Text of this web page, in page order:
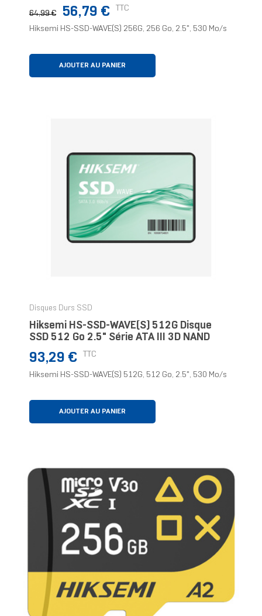
Prix
normal
64,99 € Prix
56,79 € TTC
Hiksemi HS-SSD-WAVE(S) 256G, 256 Go, 2.5", 530 Mo/s
AJOUTER AU PANIER
Disques Durs SSD
Hiksemi HS-SSD-WAVE(S) 512G Disque
SSD 512 Go 2.5" Série ATA III 3D NAND
Prix
93,29 € TTC
Hiksemi HS-SSD-WAVE(S) 512G, 512 Go, 2.5", 530 Mo/s
AJOUTER AU PANIER